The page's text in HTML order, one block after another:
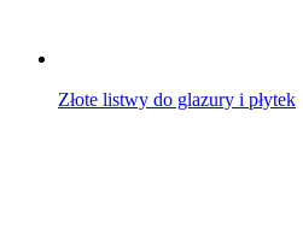
Złote listwy do glazury i płytek